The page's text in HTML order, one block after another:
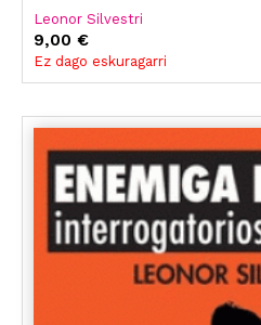
Leonor Silvestri
9,00 €
Ez dago eskuragarri